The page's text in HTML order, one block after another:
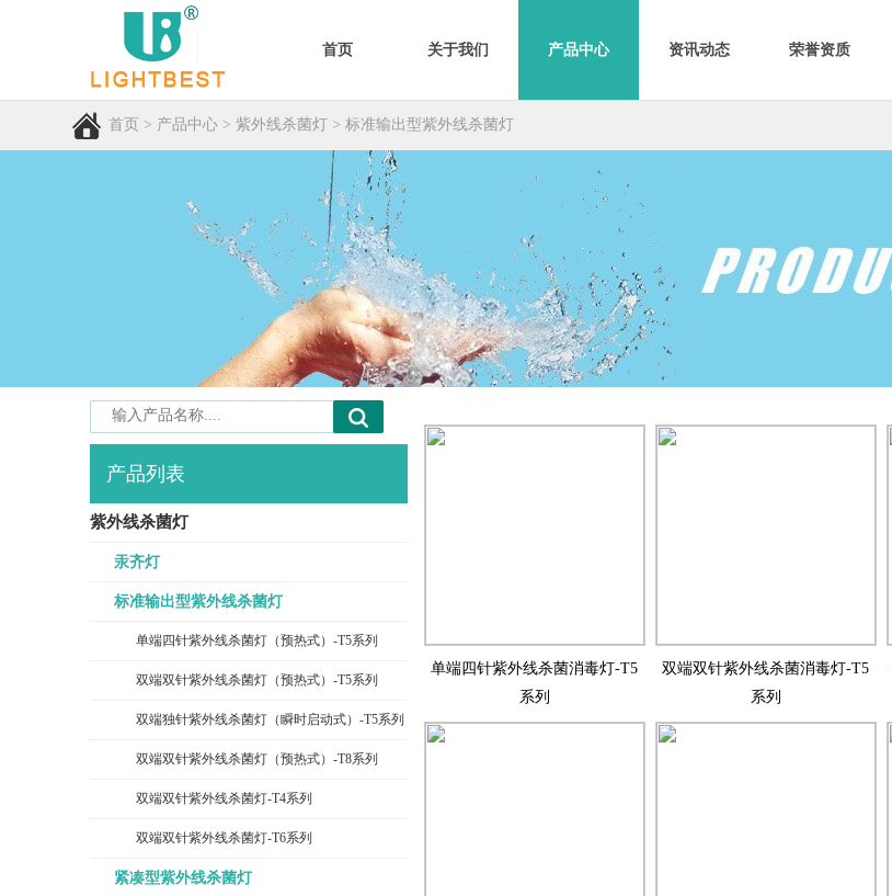
首页
关于我们 产品中心 资讯动态 荣誉资质
首页 > 产品中心> 紫外线杀菌灯> 标准输出型紫外线杀菌灯
产品列表
紫外线杀菌灯
汞齐灯
标准输出型紫外线杀菌灯
单端四针紫外线杀菌灯（预热式）-T5系列
双端双针紫外线杀菌灯（预热式）-T5系列
双端独针紫外线杀菌灯（瞬时启动式）-T5系列
双端双针紫外线杀菌灯（预热式）-T8系列
双端双针紫外线杀菌灯-T4系列
双端双针紫外线杀菌灯-T6系列
紧凑型紫外线杀菌灯
单端四针紫外线杀菌消毒灯-T5
系列
双端双针紫外线杀菌消毒灯-T5
系列